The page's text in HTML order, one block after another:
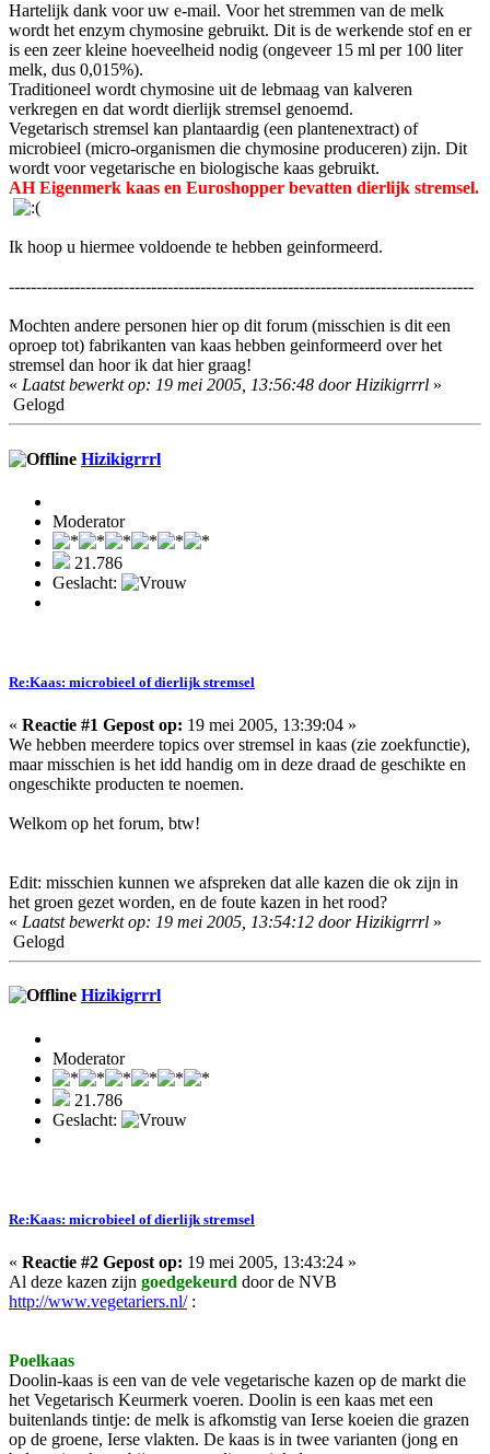
Hartelijk dank voor uw e-mail. Voor het stremmen van de melk
wordt het enzym chymosine gebruikt. Dit is de werkende stof en er
is een zeer kleine hoeveelheid nodig (ongeveer 15 ml per 100 liter
melk, dus 0,015%).
Traditioneel wordt chymosine uit de lebmaag van kalveren
verkregen en dat wordt dierlijk stremsel genoemd.
Vegetarisch stremsel kan plantaardig (een plantenextract) of
microbieel (micro-organismen die chymosine produceren) zijn. Dit
wordt voor vegetarische en biologische kaas gebruikt.
AH Eigenmerk kaas en Euroshopper bevatten dierlijk stremsel.
Ik hoop u hiermee voldoende te hebben geinformeerd.
-------------------------------------------------------------------------------------
Mochten andere personen hier op dit forum (misschien is dit een
oproep tot) fabrikanten van kaas hebben geinformeerd over het
stremsel dan hoor ik dat hier graag!
« Laatst bewerkt op: 19 mei 2005, 13:56:48 door Hizikigrrrl »
Gelogd
Hizikigrrrl
Moderator
21.786
Geslacht:
Re:Kaas: microbieel of dierlijk stremsel
« Reactie #1 Gepost op: 19 mei 2005, 13:39:04 »
We hebben meerdere topics over stremsel in kaas (zie zoekfunctie),
maar misschien is het idd handig om in deze draad de geschikte en
ongeschikte producten te noemen.
Welkom op het forum, btw!
Edit: misschien kunnen we afspreken dat alle kazen die ok zijn in
het groen gezet worden, en de foute kazen in het rood?
« Laatst bewerkt op: 19 mei 2005, 13:54:12 door Hizikigrrrl »
Gelogd
Hizikigrrrl
Moderator
21.786
Geslacht:
Re:Kaas: microbieel of dierlijk stremsel
« Reactie #2 Gepost op: 19 mei 2005, 13:43:24 »
Al deze kazen zijn goedgekeurd door de NVB
http://www.vegetariers.nl/:
Poelkaas
Doolin-kaas is een van de vele vegetarische kazen op de markt die
het Vegetarisch Keurmerk voeren. Doolin is een kaas met een
buitenlands tintje: de melk is afkomstig van Ierse koeien die grazen
op de groene, Ierse vlakten. De kaas is in twee varianten (jong en